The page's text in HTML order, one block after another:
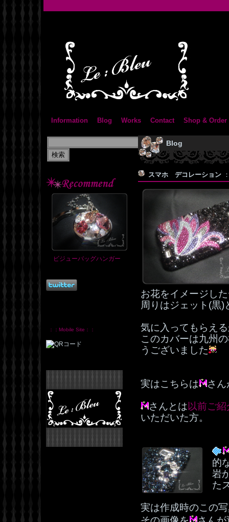
Information Blog Works Contact Shop & Order
ビジューバッグハンガー
：：Mobile Site：：
Blog
スマホ デコレーション
お花をイメージし
周りはジェット(黒
気に入ってもらえ
このカバーは九州
うございました
実はこちらは さん
さんとは以前ご
いただいた方。
的
岩
た
実は作成時のこの